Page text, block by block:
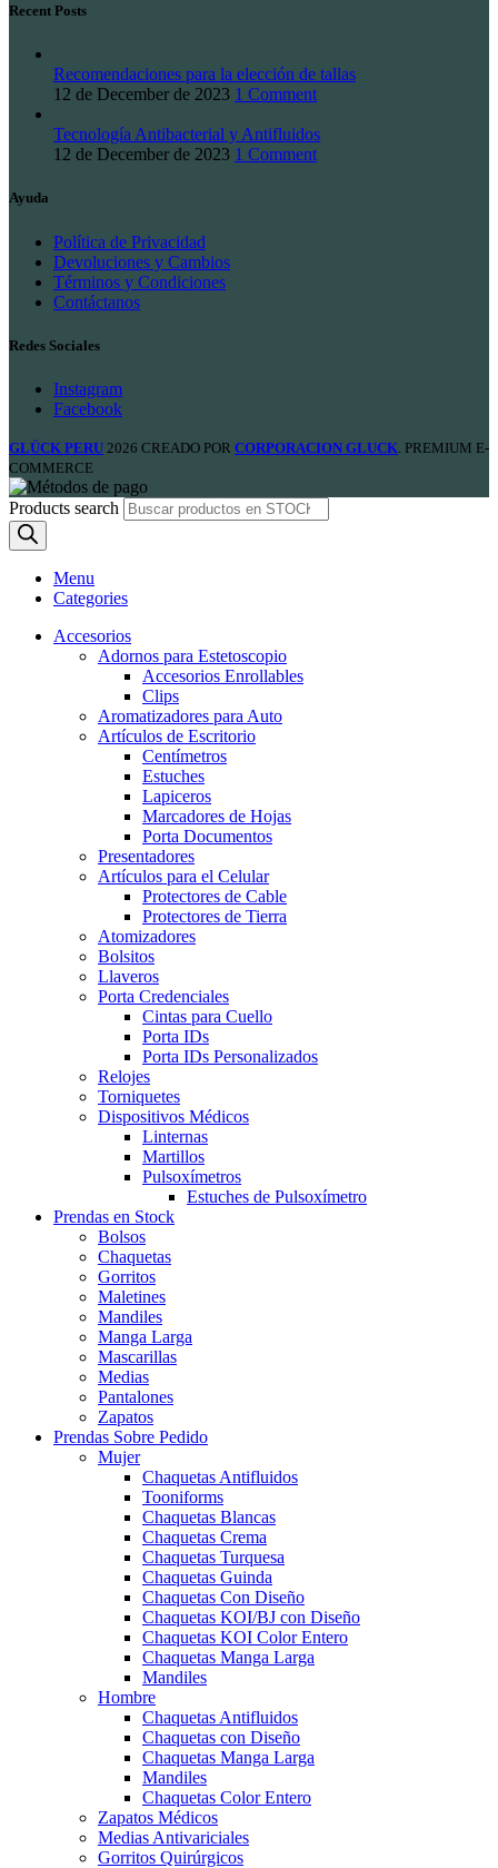
Recent Posts
Recomendaciones para la elección de tallas
12 de December de 2023 1 Comment
Tecnología Antibacterial y Antifluidos
12 de December de 2023 1 Comment
Ayuda
Política de Privacidad
Devoluciones y Cambios
Términos y Condiciones
Contáctanos
Redes Sociales
Instagram
Facebook
GLÜCK PERU 2026 CREADO POR CORPORACION GLUCK . PREMIUM E-
COMMERCE
Products search
Menu
Categories
Accesorios
Adornos para Estetoscopio
Accesorios Enrollables
Clips
Aromatizadores para Auto
Artículos de Escritorio
Centímetros
Estuches
Lapiceros
Marcadores de Hojas
Porta Documentos
Presentadores
Artículos para el Celular
Protectores de Cable
Protectores de Tierra
Atomizadores
Bolsitos
Llaveros
Porta Credenciales
Cintas para Cuello
Porta IDs
Porta IDs Personalizados
Relojes
Torniquetes
Dispositivos Médicos
Linternas
Martillos
Pulsoxímetros
Estuches de Pulsoxímetro
Prendas en Stock
Bolsos
Chaquetas
Gorritos
Maletines
Mandiles
Manga Larga
Mascarillas
Medias
Pantalones
Zapatos
Prendas Sobre Pedido
Mujer
Chaquetas Antifluidos
Tooniforms
Chaquetas Blancas
Chaquetas Crema
Chaquetas Turquesa
Chaquetas Guinda
Chaquetas Con Diseño
Chaquetas KOI/BJ con Diseño
Chaquetas KOI Color Entero
Chaquetas Manga Larga
Mandiles
Hombre
Chaquetas Antifluidos
Chaquetas con Diseño
Chaquetas Manga Larga
Mandiles
Chaquetas Color Entero
Zapatos Médicos
Medias Antivariciales
Gorritos Quirúrgicos